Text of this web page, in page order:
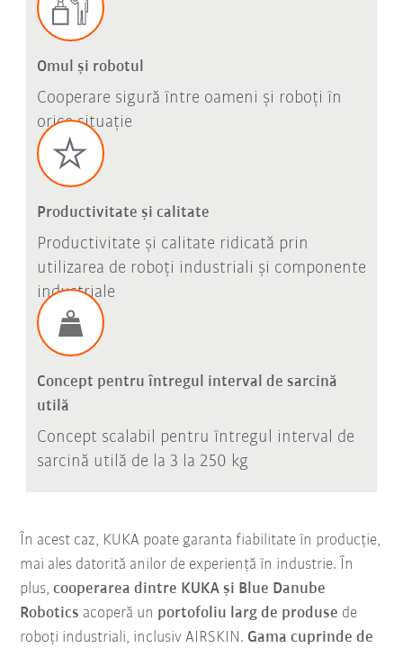
Omul și robotul
Cooperare sigură între oameni și roboți în
orice situație
Productivitate și calitate
Productivitate și calitate ridicată prin
utilizarea de roboți industriali și componente
industriale
Concept pentru întregul interval de sarcină
utilă
Concept scalabil pentru întregul interval de
sarcină utilă de la 3 la 250 kg
În acest caz, KUKA poate garanta fiabilitate în producție,
mai ales datorită anilor de experiență în industrie. În
plus, cooperarea dintre KUKA și Blue Danube
Robotics acoperă un portofoliu larg de produse de
roboți industriali, inclusiv AIRSKIN. Gama cuprinde de